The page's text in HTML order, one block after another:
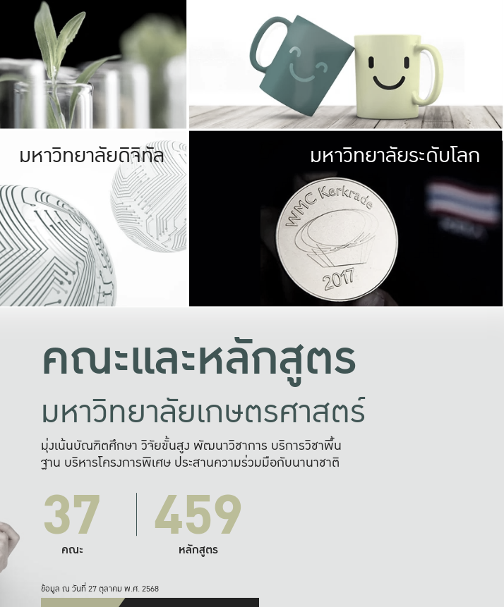
เกษตรศาสตร์ มีพื้นที่เขียวสดใส หนาแน่น
เป็นป่าในเมือง (URBAN FOREST)
เกษตรในเมือง (URBAN AGRICULTURE)
ที่นับรวมกันได้ประมาณ 1,400 ไร่
ให้กับประชาชน
มหาวิทยาลัยรับผิดชอบต่อสังคม
ร่วมมือกับชุมชน เพื่อความกินดีอยู่ดี
และความสุขอย่างยั่งยืน
มองปัญหาในภาพกว้าง
แก้ไขจากปัญหาจุดเล็กๆ
มหาวิทยาลัยดิจิทัล มหาวิทยา
พร้อมที่จ
และผลักดันในการใช้ระบบส
เพื่อการทำงานแ
มหาวิทยาลัยระดับโลก
คณะและหลักสูตร
มหาวิทยาลัยเกษตรศาสตร์
มุ่งเน้นบัณฑิตศึกษา วิจัยขั้นสูง พัฒนาวิชาการ บริการวิชาพื้น
ฐาน บริหารโครงการพิเศษ ประสานความร่วมมือกับนานาชาติ
37
คณะ 459
หลักสูตร
ข้อมูล ณ วันที่ 27 ตุลาคม พ.ศ. 2568